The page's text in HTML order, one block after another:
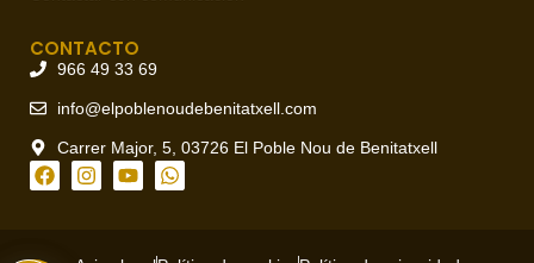
CONTACTO
966 49 33 69
info@elpoblenoudebenitatxell.com
Carrer Major, 5, 03726 El Poble Nou de Benitatxell